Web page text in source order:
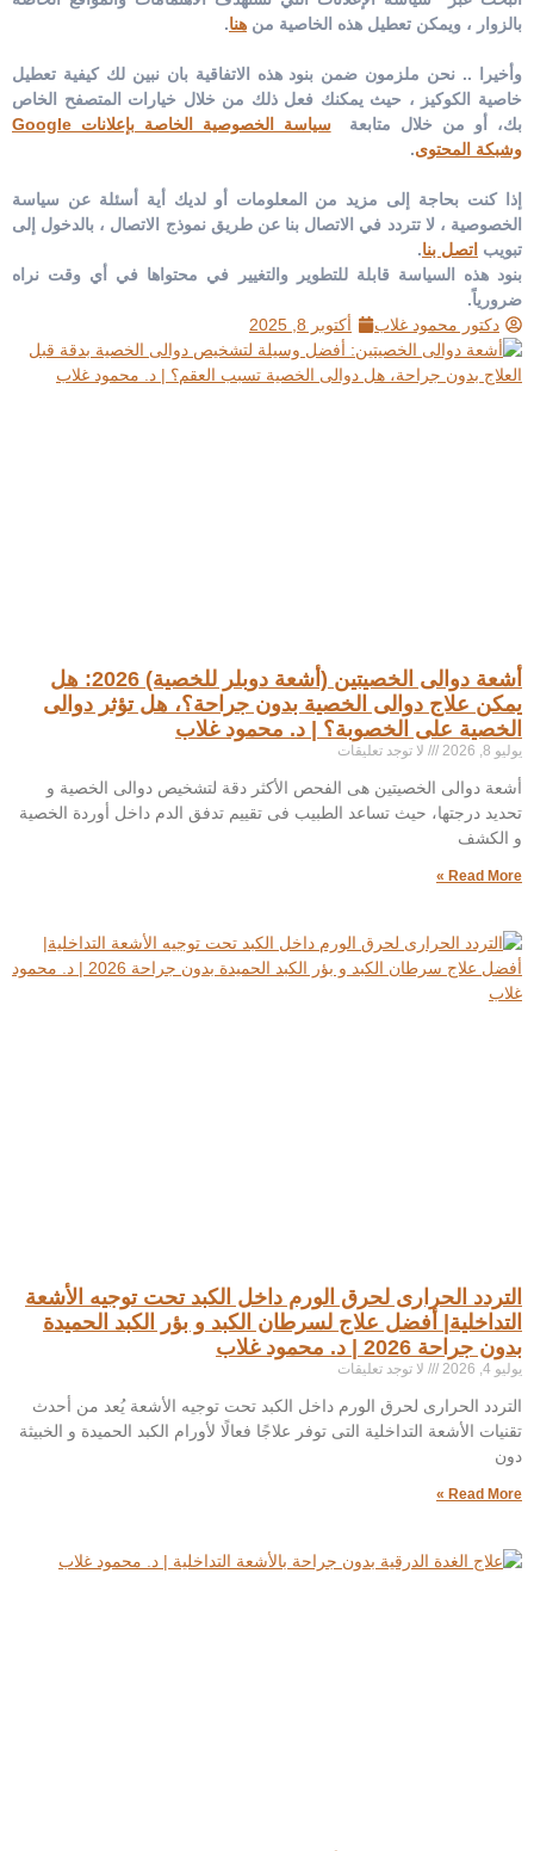
بالزوار ، ويمكن تعطيل هذه الخاصية من هنا.
وأخيرا .. نحن ملزمون ضمن بنود هذه الاتفاقية بان نبين لك كيفية تعطيل
خاصية الكوكيز ، حيث يمكنك فعل ذلك من خلال خيارات المتصفح الخاص
بك، أو من خلال متابعة
سياسة الخصوصية الخاصة بإعلانات Google
وشبكة المحتوى.
إذا كنت بحاجة إلى مزيد من المعلومات أو لديك أية أسئلة عن سياسة
الخصوصية ، لا تتردد في الاتصال بنا عن طريق نموذج الاتصال ، بالدخول إلى
تبويب اتصل بنا.
بنود هذه السياسة قابلة للتطوير والتغيير في محتواها في أي وقت نراه
ضرورياً.
دكتور محمود غلاب
أكتوبر 8, 2025
أشعة دوالى الخصيتين (أشعة دوبلر للخصية) 2026: هل
يمكن علاج دوالى الخصية بدون جراحة؟، هل تؤثر دوالى
الخصية على الخصوبة؟ | د. محمود غلاب
يوليو 8, 2026 لا توجد تعليقات
أشعة دوالى الخصيتين هى الفحص الأكثر دقة لتشخيص دوالى الخصية و
تحديد درجتها، حيث تساعد الطبيب فى تقييم تدفق الدم داخل أوردة الخصية
و الكشف
Read More »
التردد الحرارى لحرق الورم داخل الكبد تحت توجيه الأشعة
التداخلية| أفضل علاج لسرطان الكبد و بؤر الكبد الحميدة
بدون جراحة 2026 | د. محمود غلاب
يوليو 4, 2026 لا توجد تعليقات
التردد الحرارى لحرق الورم داخل الكبد تحت توجيه الأشعة يُعد من أحدث
تقنيات الأشعة التداخلية التى توفر علاجًا فعالًا لأورام الكبد الحميدة و الخبيثة
دون
Read More »